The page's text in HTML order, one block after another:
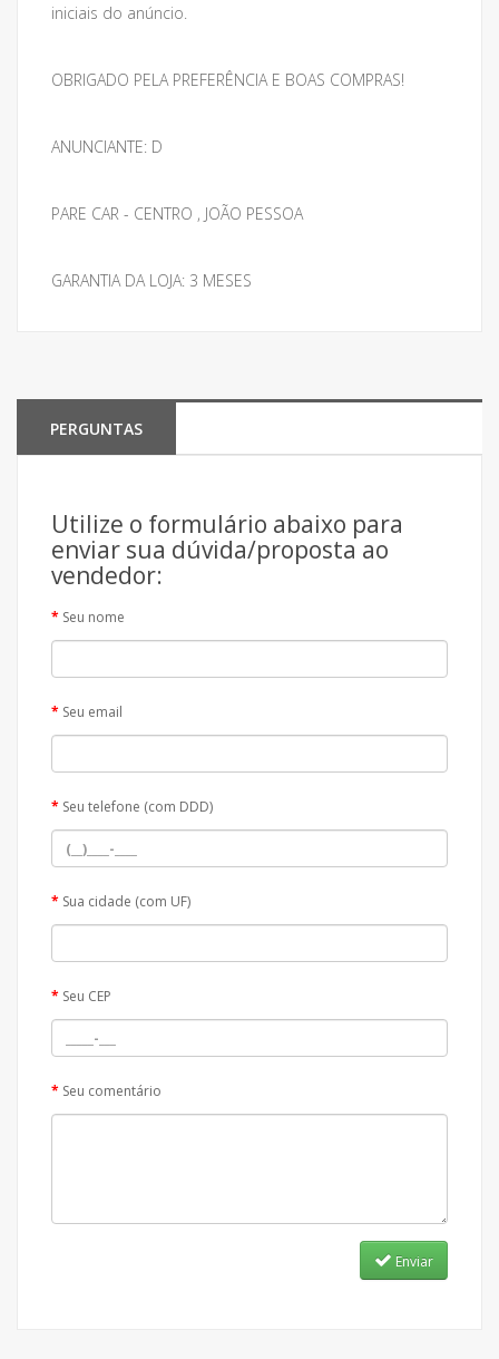
iniciais do anúncio.
OBRIGADO PELA PREFERÊNCIA E BOAS COMPRAS!
ANUNCIANTE: D
PARE CAR - CENTRO , JOÃO PESSOA
GARANTIA DA LOJA: 3 MESES
PERGUNTAS
Utilize o formulário abaixo para
enviar sua dúvida/proposta ao
vendedor:
Seu nome
Seu email
Seu telefone (com DDD)
Sua cidade (com UF)
Seu CEP
Seu comentário
Enviar